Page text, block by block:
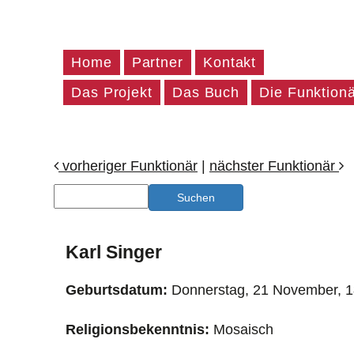
Home Partner
Kontakt
Das Projekt
Das Buch Die
vorheriger Funktionär nächster Funktionär
Karl Singer
Geburtsdatum: Donnerstag, 21 November,
Religionsbekenntnis: Mosaisch